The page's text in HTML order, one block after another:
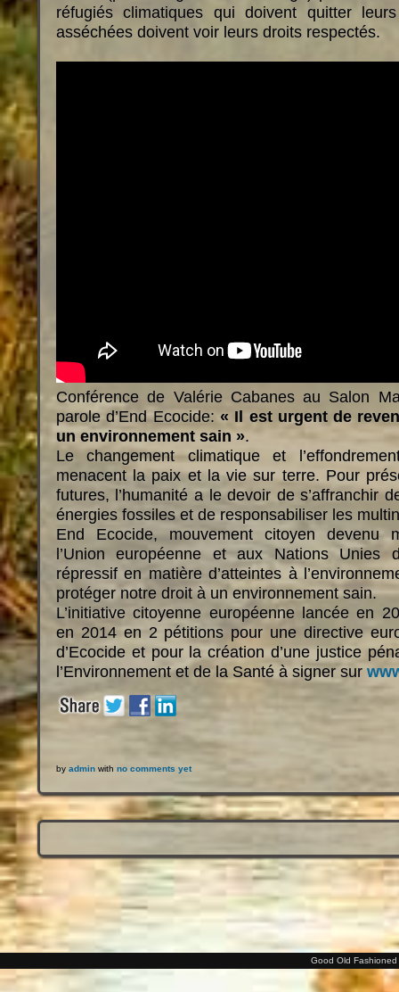
réfugiés climatiques qui doivent quitter
asséchées doivent voir leurs droits respectés.
Conférence de Valérie Cabanes au Salon
parole d’End Ecocide: « Il est urgent de
un environnement sain ».
Le changement climatique et
menacent la paix et la vie sur terre. Pour
futures, l’humanité a le devoir de s’affranchir
énergies fossiles et de responsabiliser les
End Ecocide, mouvement citoyen devenu
l’Union européenne et aux Nations Unies
répressif en matière d’atteintes à
protéger notre droit à un environnement sain.
L’initiative citoyenne européenne lancée en
en 2014 en 2 pétitions pour une directive
d’Ecocide et pour la création d’une justice
l’Environnement et de la Santé à signer sur
by adminwith no comments yet
Good Old